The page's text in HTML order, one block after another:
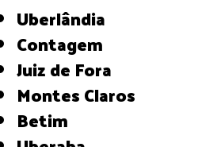
Uberlândia
Contagem
Juiz de Fora
Montes Claros
Betim